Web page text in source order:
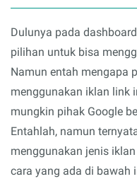
Dulunya pada
pilihan untuk bisa
Namun entah mengapa
menggunakan iklan link
mungkin pihak Google
Entahlah, namun
menggunakan jenis
cara yang ada di bawah